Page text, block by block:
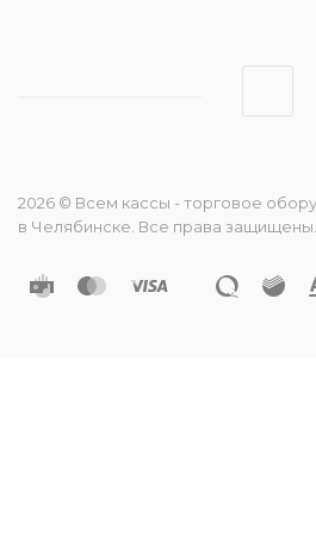
2026 © Всем кассы - торговое
в Челябинске. Все права защищены.